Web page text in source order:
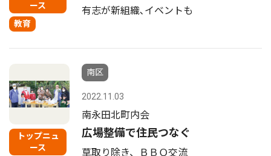
ース
教育
有志が新組織､イベントも
トップニュ
ース
南区
2022.11.03
南永田北町内会
広場整備で住民つなぐ
草取り除き、ＢＢＱ交流